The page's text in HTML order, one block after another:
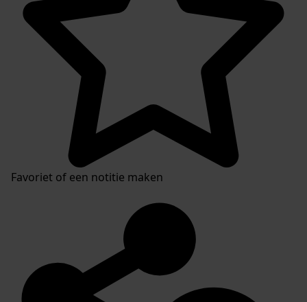
Favoriet of een notitie maken